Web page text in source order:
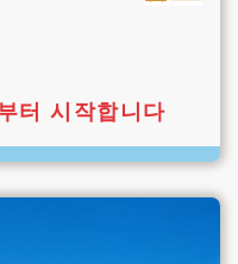
터 시작합니다